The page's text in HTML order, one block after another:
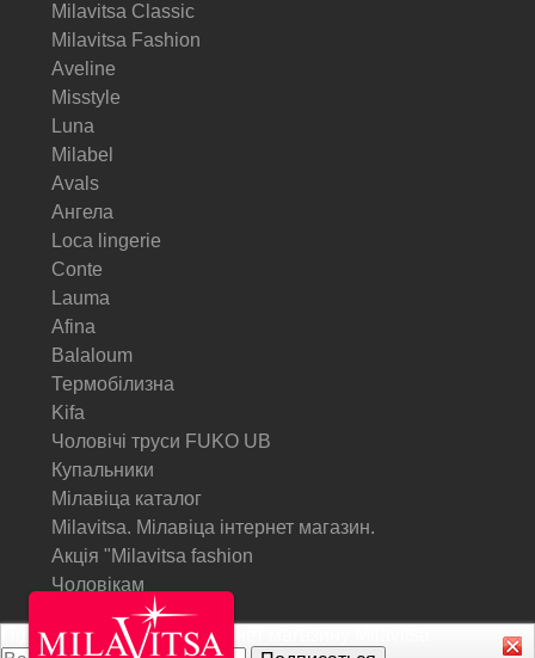
Milavitsa Classic
Milavitsa Fashion
Aveline
Misstyle
Luna
Milabel
Avals
Ангела
Loca lingerie
Conte
Lauma
Afina
Balaloum
Термобілизна
Kifa
Чоловічі труси FUKO UB
Купальники
Мілавіца каталог
Milavitsa. Мілавіца інтернет магазин.
Акція "Milavitsa fashion
Чоловікам
Підписатися на Акції інтернет магазину
© Milavitsa.